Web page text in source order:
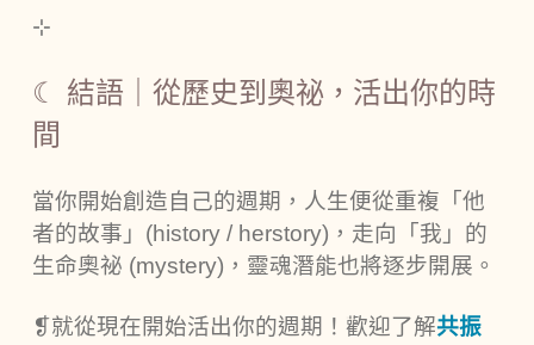
⊹
☾ 結語｜從歷史到奧祕，活出你的時
間
當你開始創造自己的週期，人生便從重複「他
者的故事」(history / herstory)，走向「我」的
生命奧祕 (mystery)，靈魂潛能也將逐步開展。
❡就從現在開始活出你的週期！歡迎了解共振